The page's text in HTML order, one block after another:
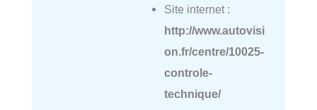
Site internet :
http://www.autovisi
on.fr/centre/10025-
controle-
technique/